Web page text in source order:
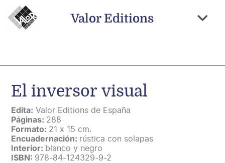
contenido
Valor Editions
Próximamente
Temas
Autores
Catálogo
El inversor visual
Edita: Valor Editions de España
Páginas: 288
Formato: 21 x 15 cm.
Encuadernación: rústica con solapas
Interior: blanco y negro
ISBN: 978-84-124329-9-2